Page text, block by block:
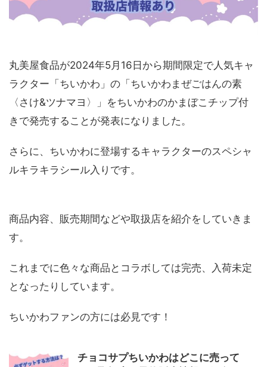
丸美屋食品が2024年5月16日から期間限定で人気キャ
ラクター「ちいかわ」の「ちいかわまぜごはんの素
〈さけ&ツナマヨ〉」をちいかわのかまぼこチップ付
きで発売することが発表になりました。
さらに、ちいかわに登場するキャラクターのスペシャ
ルキラキラシール入りです。
商品内容、販売期間などや取扱店を紹介をしていきま
す。
これまでに色々な商品とコラボしては完売、入荷未定
となったりしています。
ちいかわファンの方には必見です！
チョコサプちいかわはどこに売って